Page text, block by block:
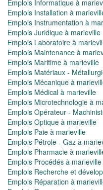
Emplois Informatique à
Emplois Installation à
Emplois Instrumentation à
Emplois Juridique à marieville
Emplois Laboratoire à
Emplois Maintenance à
Emplois Maritime à marieville
Emplois Matériaux -
Emplois Mécanique à
Emplois Médical à marieville
Emplois Microtechnologie à
Emplois Opérateur -
Emplois Optique à marieville
Emplois Paie à marieville
Emplois Pétrole - Gaz à
Emplois Pharmacie à
Emplois Procédés à marieville
Emplois Recherche et
Emplois Réparation à